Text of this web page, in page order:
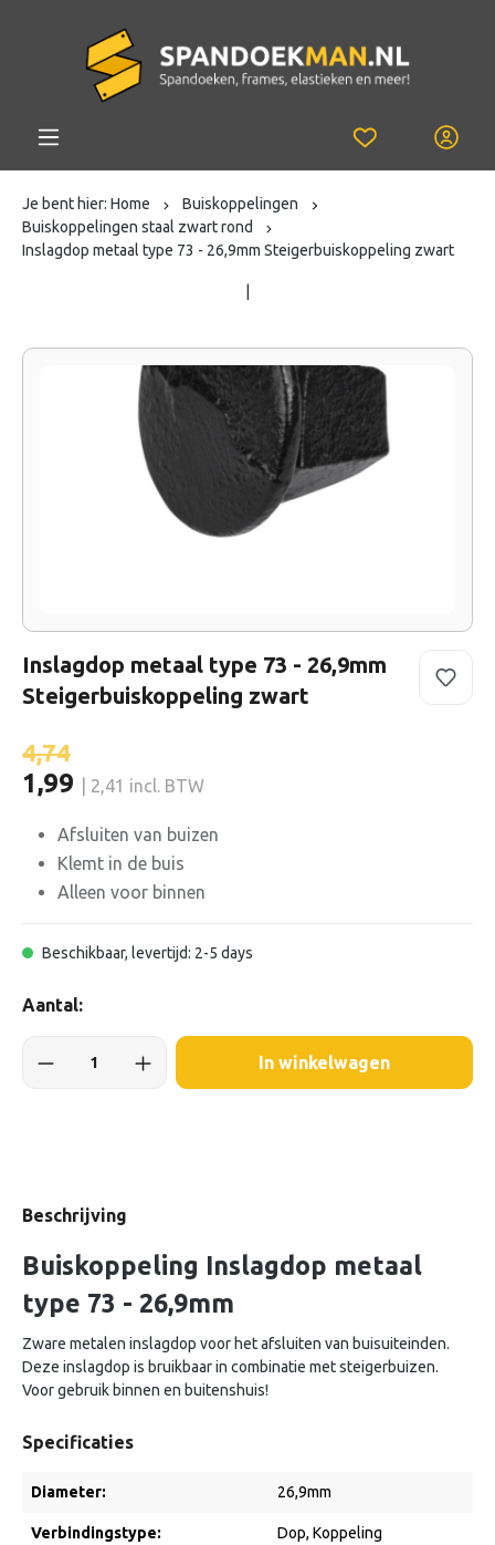
Je bent hier: Home
Buiskoppelingen
Buiskoppelingen staal zwart rond
Inslagdop metaal type 73 - 26,9mm Steigerbuiskoppeling zwart
Inslagdop metaal type 73 - 26,9mm
Steigerbuiskoppeling zwart
1,99 | 2,41 incl. BTW
4,74
Afsluiten van buizen
Klemt in de buis
Alleen voor binnen
Beschikbaar, levertijd: 2-5 days
Aantal:
In winkelwagen
Beschrijving
Buiskoppeling Inslagdop metaal
type 73 - 26,9mm
Zware metalen inslagdop voor het afsluiten van buisuiteinden.
Deze inslagdop is bruikbaar in combinatie met steigerbuizen.
Voor gebruik binnen en buitenshuis!
Specificaties
Diameter: 26,9mm
Verbindingstype: Dop, Koppeling